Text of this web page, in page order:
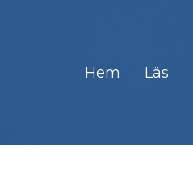
Hem Läs